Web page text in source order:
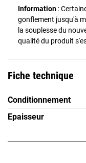
Information :
gonflement jusqu'à
la souplesse du
qualité du produit
Fiche technique
Conditionnement
Epaisseur